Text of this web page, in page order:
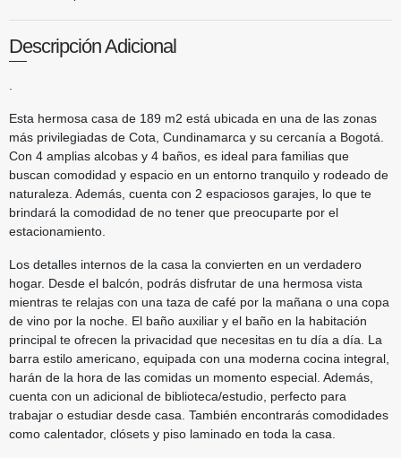
Descripción Adicional
Esta hermosa casa de 189 m2 está ubicada en una de las zonas
más privilegiadas de Cota, Cundinamarca y su cercanía a Bogotá.
Con 4 amplias alcobas y 4 baños, es ideal para familias que
buscan comodidad y espacio en un entorno tranquilo y rodeado de
naturaleza. Además, cuenta con 2 espaciosos garajes, lo que te
brindará la comodidad de no tener que preocuparte por el
estacionamiento.
Los detalles internos de la casa la convierten en un verdadero
hogar. Desde el balcón, podrás disfrutar de una hermosa vista
mientras te relajas con una taza de café por la mañana o una copa
de vino por la noche. El baño auxiliar y el baño en la habitación
principal te ofrecen la privacidad que necesitas en tu día a día. La
barra estilo americano, equipada con una moderna cocina integral,
harán de la hora de las comidas un momento especial. Además,
cuenta con un adicional de biblioteca/estudio, perfecto para
trabajar o estudiar desde casa. También encontrarás comodidades
como calentador, clósets y piso laminado en toda la casa.